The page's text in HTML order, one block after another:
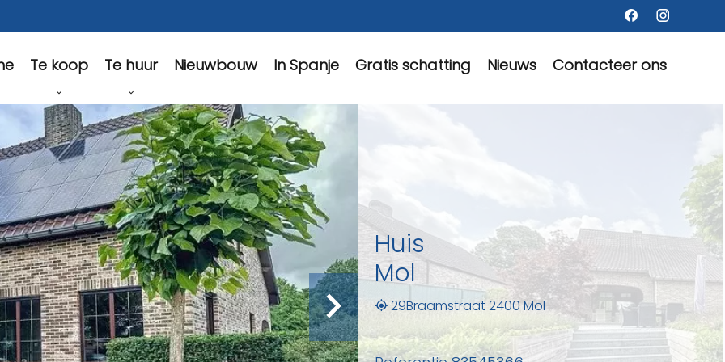
Te koop Te huur Nieuwbouw In Spanje Gratis schatting Nieuws Contacteer ons
Huis
Mol
29Braamstraat 2400 Mol